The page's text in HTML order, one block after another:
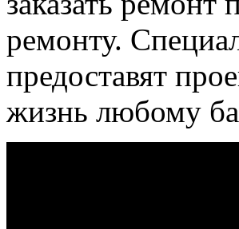
ремонту.
предоставят
жизнь любому